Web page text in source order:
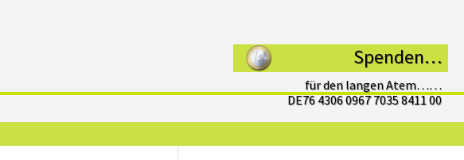
Spenden…
für den langen Atem……
DE76 4306 0967 7035 8411 00